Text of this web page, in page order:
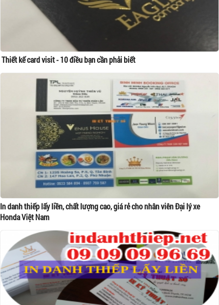
Thiết kế card visit - 10 điều bạn cần phải biết
In danh thiếp lấy liền, chất lượng cao, giá rẻ cho nhân viên Đại lý xe
Honda Việt Nam